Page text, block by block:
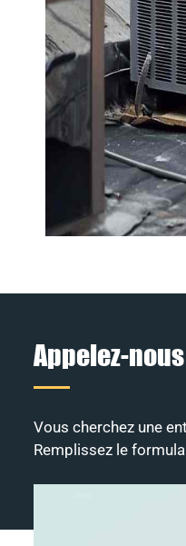
Appelez-
Vous cherchez une
Remplissez le